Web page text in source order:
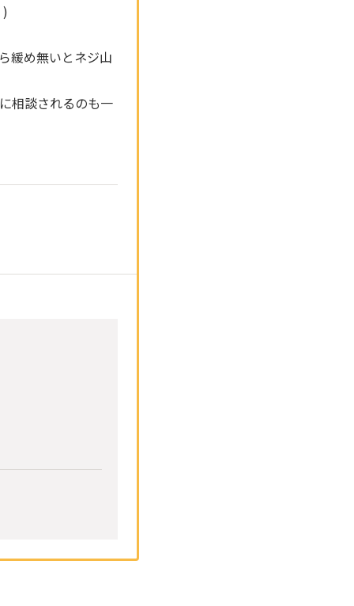
緩め無いとネジ山
相談されるのも一